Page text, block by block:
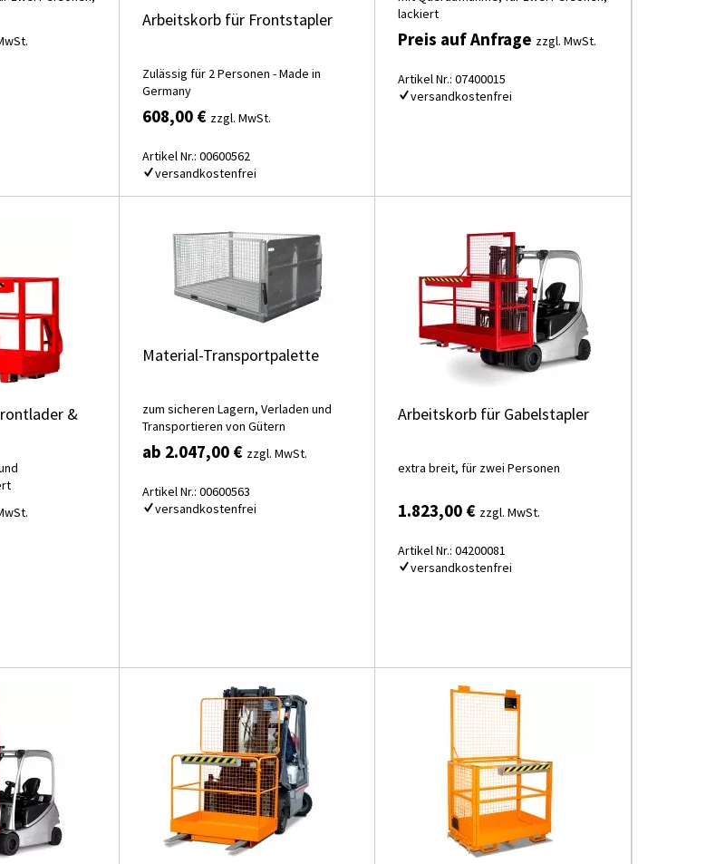
Arbeitskorb für Frontstapler
Zulässig für 2 Personen - Made in
Germany
608,00 € zzgl. MwSt.
Artikel Nr.: 00600562
versandkostenfrei
lackiert
Preis auf Anfrage zzgl. MwSt.
Artikel Nr.: 07400015
versandkostenfrei
&
Material-Transportpalette
zum sicheren Lagern, Verladen und
Transportieren von Gütern
ab 2.047,00 € zzgl. MwSt.
Artikel Nr.: 00600563
versandkostenfrei
Arbeitskorb für Gabelstapler
extra breit, für zwei Personen
1.823,00 € zzgl. MwSt.
Artikel Nr.: 04200081
versandkostenfrei